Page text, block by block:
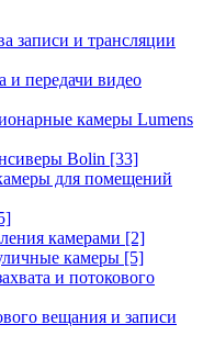
записи и трансляции
и передачи видео
камеры Lumens
Bolin [33]
для помещений
камерами [2]
камеры [5]
и потокового
вещания и записи